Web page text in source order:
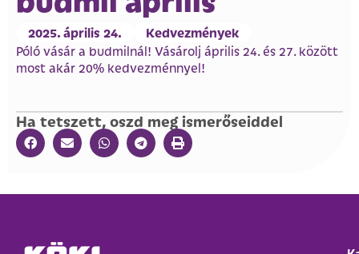
2025. április 24. Kedvezmények
Póló vásár a budmilnál! Vásárolj április 24. és 27. között
most akár 20% kedvezménnyel!
Ha tetszett, oszd meg ismerőseiddel